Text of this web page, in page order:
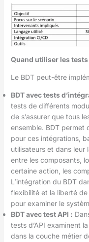
Quand utiliser les
Le BDT peut-être
BDT avec tests
tests de différents
de s’assurer que tous
ensemble. BDT permet
pour ces intégrations,
utilisateurs et dans leur
entre les composants,
certaine action, les
L’intégration du BDT
flexibilité et la liberté
pour examiner le
BDT avec test API :
tests d’API examinent
dans la couche métier